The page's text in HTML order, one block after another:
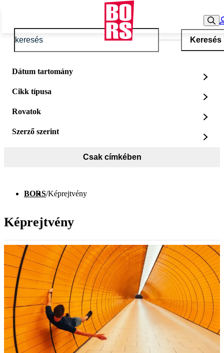
Keresés
Dátum tartomány
Cikk típusa
Rovatok
Szerző szerint
Csak címkében
BORS/Képrejtvény
Képrejtvény